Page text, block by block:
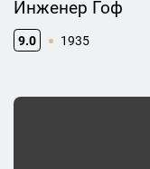
Инженер Гоф
9.0 1935